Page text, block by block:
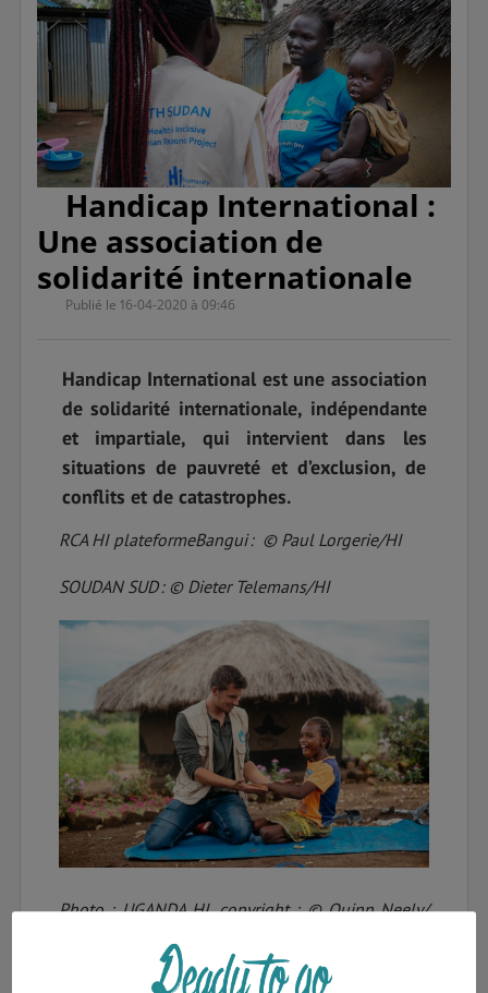
Handicap International :
Une association de
solidarité internationale
Publié le 16-04-2020 à 09:46
Handicap International est une association
de solidarité internationale, indépendante
et impartiale, qui intervient dans les
situations de pauvreté et d’exclusion, de
conflits et de catastrophes.
RCA HI plateformeBangui : © Paul Lorgerie/HI
SOUDAN SUD : © Dieter Telemans/HI
Photo : UGANDA HI, copyright : © Quinn Neely/
Œuvrant depuis près de 40 ans auprès des